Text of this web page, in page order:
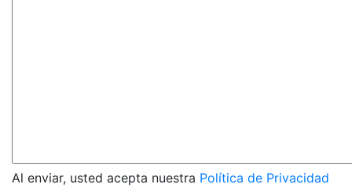
Al enviar, usted acepta nuestra Política de Privacidad